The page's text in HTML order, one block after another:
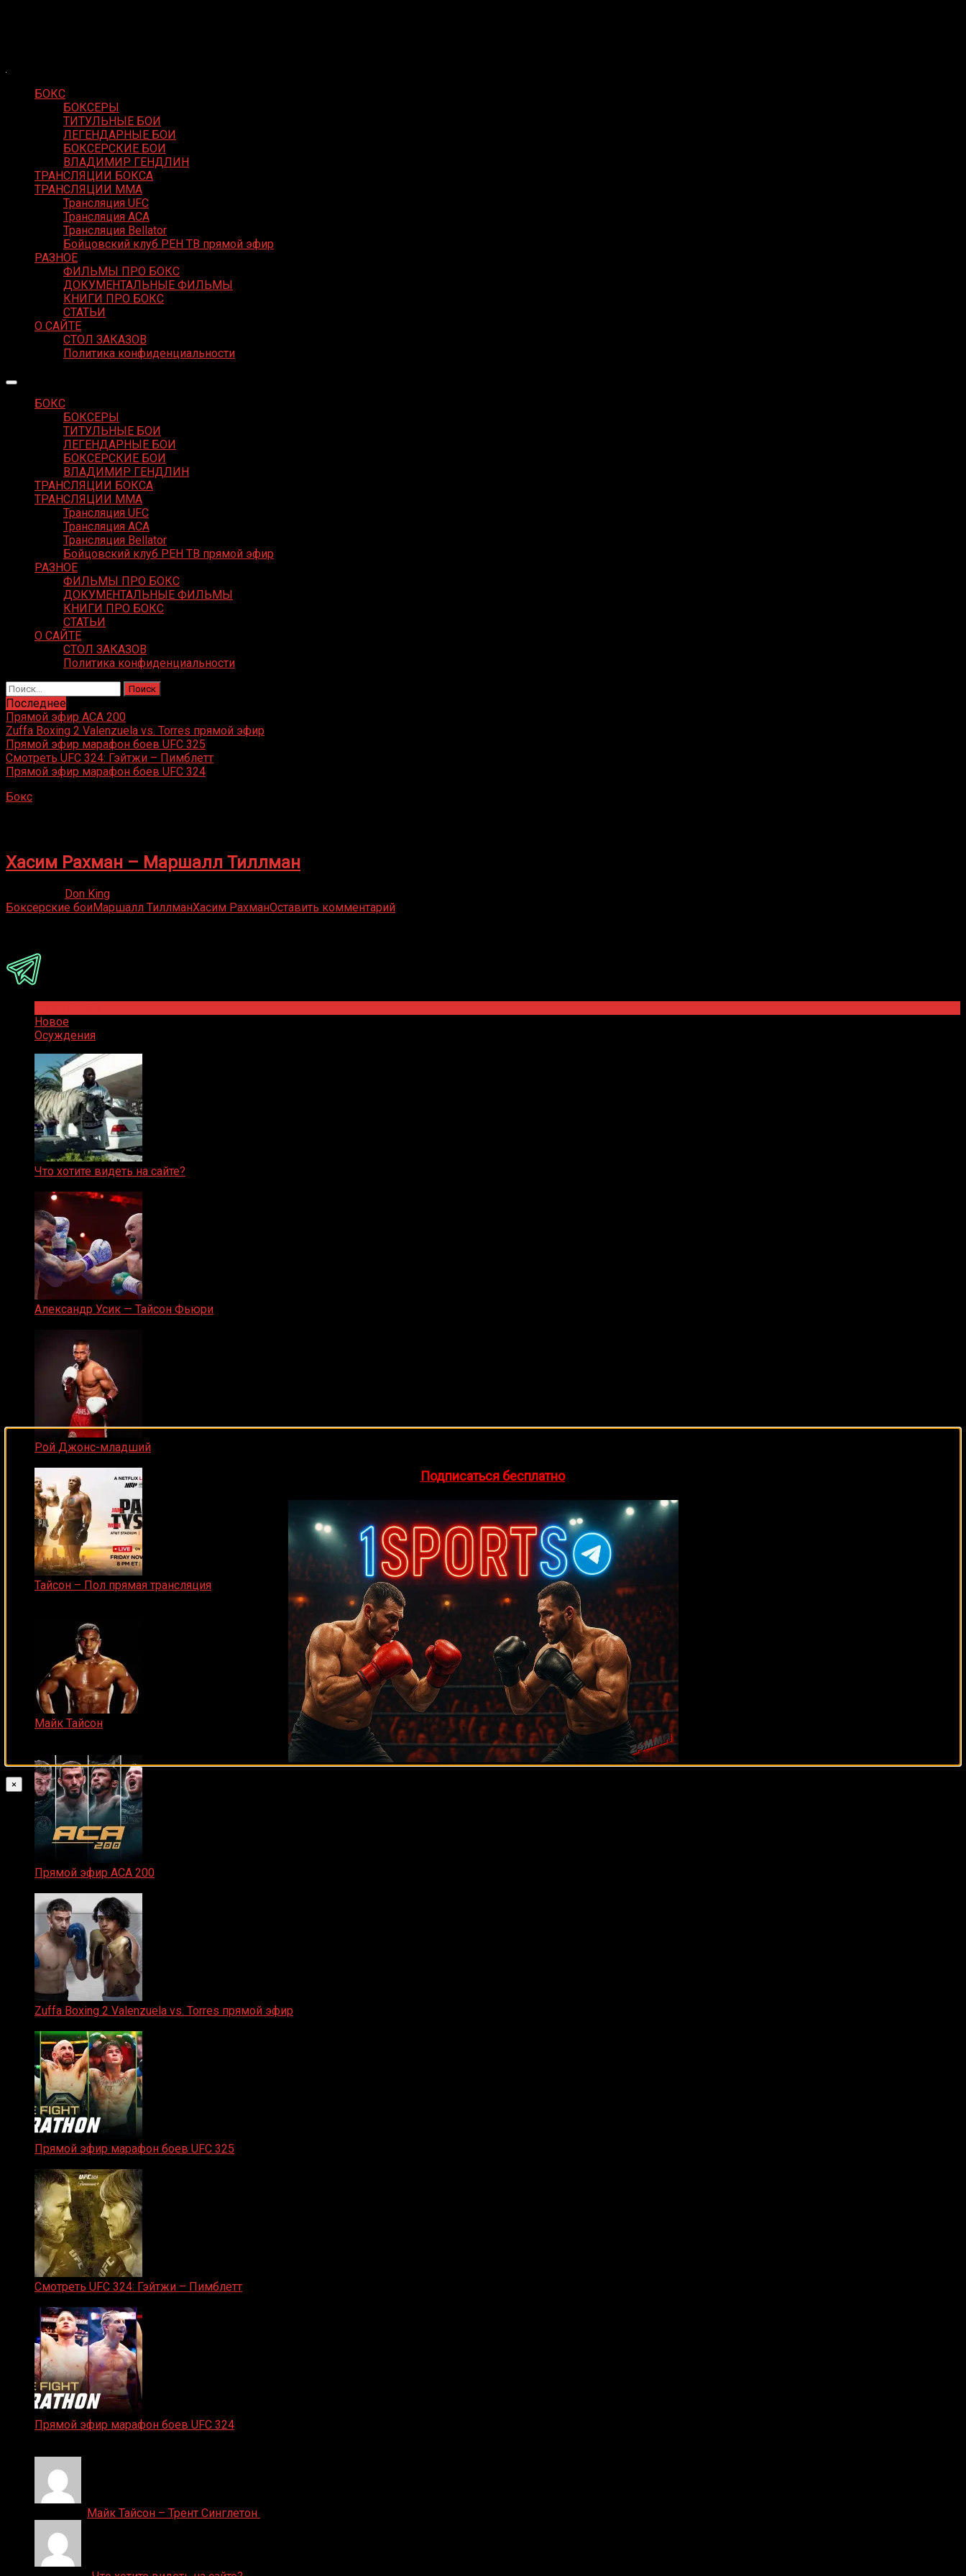
БОКС
БОКСЕРЫ
ТИТУЛЬНЫЕ БОИ
ЛЕГЕНДАРНЫЕ БОИ
БОКСЕРСКИЕ БОИ
ВЛАДИМИР ГЕНДЛИН
ТРАНСЛЯЦИИ БОКСА
ТРАНСЛЯЦИИ MMA
Трансляция UFC
Трансляция ACA
Трансляция Bellator
Бойцовский клуб РЕН ТВ прямой эфир
РАЗНОЕ
ФИЛЬМЫ ПРО БОКС
ДОКУМЕНТАЛЬНЫЕ ФИЛЬМЫ
КНИГИ ПРО БОКС
СТАТЬИ
О САЙТЕ
СТОЛ ЗАКАЗОВ
Политика конфиденциальности
БОКС
БОКСЕРЫ
ТИТУЛЬНЫЕ БОИ
ЛЕГЕНДАРНЫЕ БОИ
БОКСЕРСКИЕ БОИ
ВЛАДИМИР ГЕНДЛИН
ТРАНСЛЯЦИИ БОКСА
ТРАНСЛЯЦИИ MMA
Трансляция UFC
Трансляция ACA
Трансляция Bellator
Бойцовский клуб РЕН ТВ прямой эфир
РАЗНОЕ
ФИЛЬМЫ ПРО БОКС
ДОКУМЕНТАЛЬНЫЕ ФИЛЬМЫ
КНИГИ ПРО БОКС
СТАТЬИ
О САЙТЕ
СТОЛ ЗАКАЗОВ
Политика конфиденциальности
Найти:
Последнее
Прямой эфир ACA 200
Zuffa Boxing 2 Valenzuela vs. Torres прямой эфир
Прямой эфир марафон боев UFC 325
Смотреть UFC 324: Гэйтжи – Пимблетт
Прямой эфир марафон боев UFC 324
Бокс
Хасим Рахман – Маршалл Тиллман
Don King
Боксерские боиМаршалл ТиллманХасим РахманОставить комментарий
Новое
Осуждения
Что хотите видеть на сайте?
Александр Усик — Тайсон Фьюри
Рой Джонс-младший
Тайсон – Пол прямая трансляция
Майк Тайсон
Прямой эфир ACA 200
Zuffa Boxing 2 Valenzuela vs. Torres прямой эфир
Прямой эфир марафон боев UFC 325
Смотреть UFC 324: Гэйтжи – Пимблетт
Прямой эфир марафон боев UFC 324
Майк Тайсон – Трент Синглетон
Подписаться бесплатно
×